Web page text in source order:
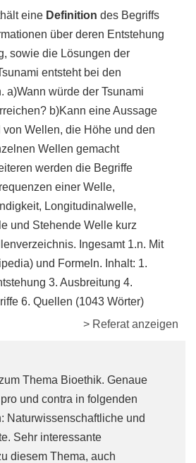
eine Definition des Begriffs
über deren Entstehung
sowie die Lösungen der
entsteht bei den
a)Wann würde der Tsunami
b)Kann eine Aussage
von Wellen, die Höhe und den
Wellen gemacht
werden die Begriffe
einer Welle,
Longitudinalwelle,
und Stehende Welle kurz
Ingesamt 1.n. Mit
und Formeln. Inhalt: 1.
3. Ausbreitung 4.
6. Quellen (1043 Wörter)
> Referat anzeigen
Thema Bioethik. Genaue
und contra in folgenden
Naturwissenschaftliche und
Sehr interessante
diesem Thema, auch